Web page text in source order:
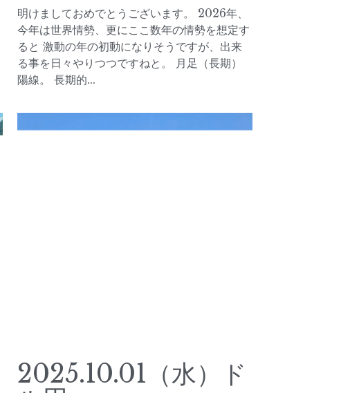
明けましておめでとうございます。 2026年、
今年は世界情勢、更にここ数年の情勢を想定す
ると 激動の年の初動になりそうですが、出来
る事を日々やりつつですねと。 月足（長期）
陽線。 長期的...
2025.10.01（水）ド